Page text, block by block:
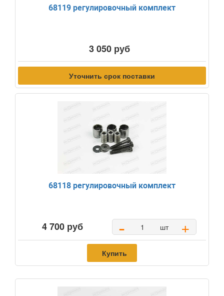
68119 регулировочный комплект
3 050 руб
Уточнить срок поставки
68118 регулировочный комплект
4 700 руб - шт +
Купить